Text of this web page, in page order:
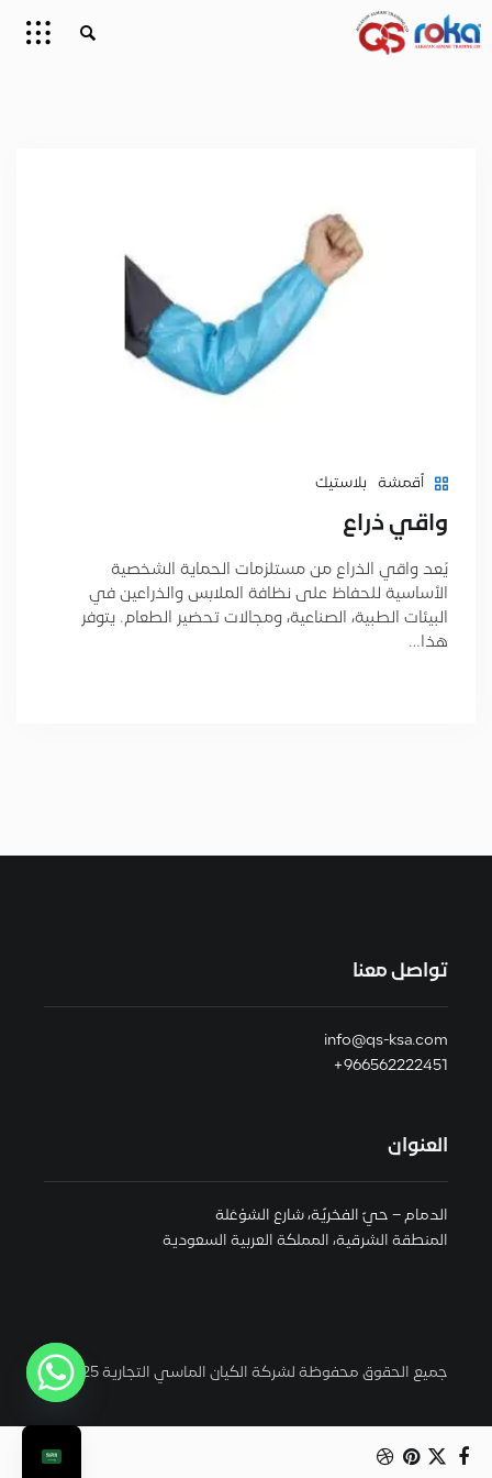
أقمشة بلاستيك
واقي ذراع
يُعد واقي الذراع من مستلزمات الحماية الشخصية
الأساسية للحفاظ على نظافة الملابس والذراعين في
البيئات الطبية، الصناعية، ومجالات تحضير الطعام. يتوفر
هذا…
تواصل معنا
info@qs-ksa.com
966562222451+
العنوان
الدمام – حيّ الفخريّة، شارع الشوْعَلة
المنطقة الشرقية، المملكة العربية السعودية
جميع الحقوق محفوظة لشركة الكيان الماسي التجارية 2025 ©